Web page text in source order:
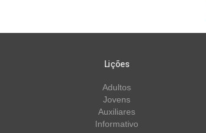
Lições
Adultos
Jovens
Auxiliares
Informativo